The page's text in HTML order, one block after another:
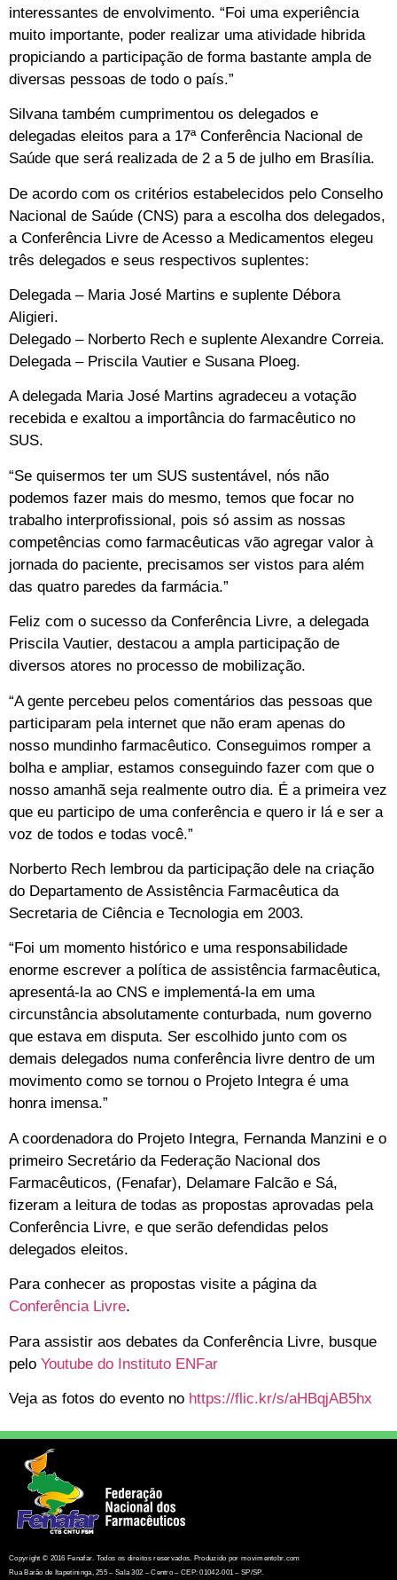
interessantes de envolvimento. “Foi uma experiência
muito importante, poder realizar uma atividade hibrida
propiciando a participação de forma bastante ampla de
diversas pessoas de todo o país.”
Silvana também cumprimentou os delegados e
delegadas eleitos para a 17ª Conferência Nacional de
Saúde que será realizada de 2 a 5 de julho em Brasília.
De acordo com os critérios estabelecidos pelo Conselho
Nacional de Saúde (CNS) para a escolha dos delegados,
a Conferência Livre de Acesso a Medicamentos elegeu
três delegados e seus respectivos suplentes:
Delegada – Maria José Martins e suplente Débora
Aligieri.
Delegado – Norberto Rech e suplente Alexandre Correia.
Delegada – Priscila Vautier e Susana Ploeg.
A delegada Maria José Martins agradeceu a votação
recebida e exaltou a importância do farmacêutico no
SUS.
“Se quisermos ter um SUS sustentável, nós não
podemos fazer mais do mesmo, temos que focar no
trabalho interprofissional, pois só assim as nossas
competências como farmacêuticas vão agregar valor à
jornada do paciente, precisamos ser vistos para além
das quatro paredes da farmácia.”
Feliz com o sucesso da Conferência Livre, a delegada
Priscila Vautier, destacou a ampla participação de
diversos atores no processo de mobilização.
“A gente percebeu pelos comentários das pessoas que
participaram pela internet que não eram apenas do
nosso mundinho farmacêutico. Conseguimos romper a
bolha e ampliar, estamos conseguindo fazer com que o
nosso amanhã seja realmente outro dia. É a primeira vez
que eu participo de uma conferência e quero ir lá e ser a
voz de todos e todas você.”
Norberto Rech lembrou da participação dele na criação
do Departamento de Assistência Farmacêutica da
Secretaria de Ciência e Tecnologia em 2003.
“Foi um momento histórico e uma responsabilidade
enorme escrever a política de assistência farmacêutica,
apresentá-la ao CNS e implementá-la em uma
circunstância absolutamente conturbada, num governo
que estava em disputa. Ser escolhido junto com os
demais delegados numa conferência livre dentro de um
movimento como se tornou o Projeto Integra é uma
honra imensa.”
A coordenadora do Projeto Integra, Fernanda Manzini e o
primeiro Secretário da Federação Nacional dos
Farmacêuticos, (Fenafar), Delamare Falcão e Sá,
fizeram a leitura de todas as propostas aprovadas pela
Conferência Livre, e que serão defendidas pelos
delegados eleitos.
Para conhecer as propostas visite a página da
Conferência Livre.
Para assistir aos debates da Conferência Livre, busque
pelo Youtube do Instituto ENFar
Veja as fotos do evento no https://flic.kr/s/aHBqjAB5hx
Copyright © 2016 Fenafar. Todos os direitos reservados. Produzido por movimentobr.com
Rua Barão de Itapetininga, 255 – Sala 302 – Centro – CEP: 01042-001 – SP/SP.